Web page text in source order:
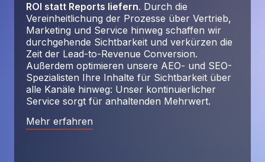
ROI statt Reports liefern. Durch die
Vereinheitlichung der Prozesse über Vertrieb,
Marketing und Service hinweg schaffen wir
durchgehende Sichtbarkeit und verkürzen die
Zeit der Lead-to-Revenue Conversion.
Außerdem optimieren unsere AEO- und SEO-
Spezialisten Ihre Inhalte für Sichtbarkeit über
alle Kanäle hinweg: Unser kontinuierlicher
Service sorgt für anhaltenden Mehrwert.
Mehr erfahren